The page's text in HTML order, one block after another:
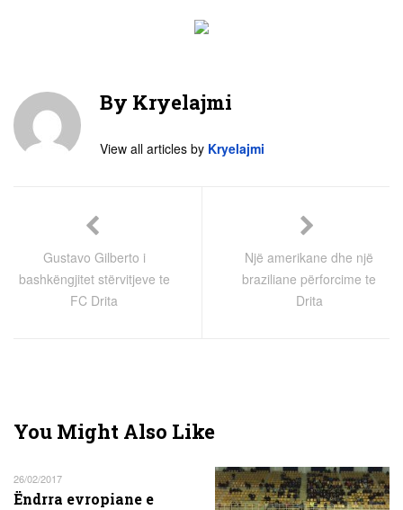
By Kryelajmi
View all articles by Kryelajmi
Gustavo Gilberto i
bashkëngjitet stërvitjeve te
FC Drita
Një amerikane dhe një
braziliane përforcime te
Drita
You Might Also Like
26/02/2017
Ëndrra evropiane e